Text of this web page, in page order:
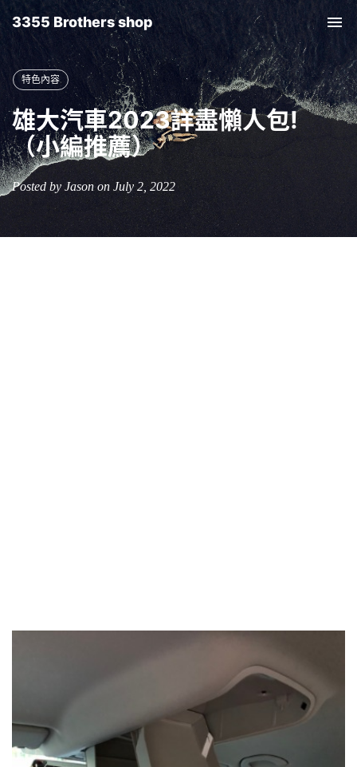
3355 Brothers shop
特色內容
雄大汽車2023詳盡懶人包!
（小編推薦）
Posted by Jason on July 2, 2022